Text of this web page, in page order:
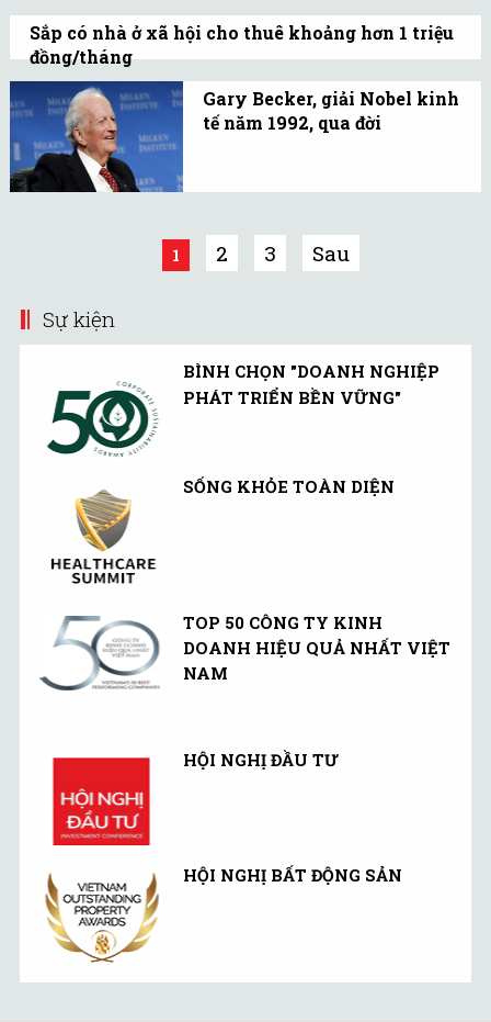
TP Hà Nội giao làm chủ
đầu tư thực hiện cải tạo,
xây dựng lại nhà E6, E7 .
Sắp có nhà ở xã hội cho thuê khoảng hơn 1 triệu
đồng/tháng
Căn hộ có diện tích khoảng 45m2, giá thuê
25.000 đồng/m2/tháng. Mỗi tháng mỗi hộ
gia đình chỉ phải chi trả khoảng 1,1 triệu
đồng.
Gary Becker, giải Nobel kinh
tế năm 1992, qua đời
qua đời ở tuổi 83.
1 2 3 Sau
Sự kiện
BÌNH CHỌN "DOANH NGHIỆP
PHÁT TRIỂN BỀN VỮNG"
SỐNG KHỎE TOÀN DIỆN
TOP 50 CÔNG TY KINH
DOANH HIỆU QUẢ NHẤT VIỆT
NAM
HỘI NGHỊ ĐẦU TƯ
HỘI NGHỊ BẤT ĐỘNG SẢN